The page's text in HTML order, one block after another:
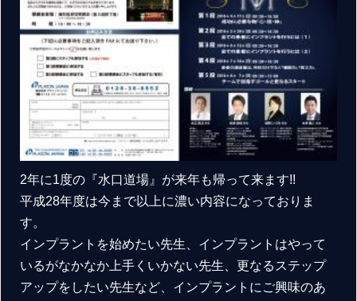
2年に1度の『水口道場』が来年も帰って来ます!!
平成28年度は今まで以上に濃い内容になっておりま
す。
インプラントを始めたい先生、インプラントはやって
いるがなかなか上手くいかない先生、更なるステップ
アップをしたい先生など、インプラントにご興味のあ